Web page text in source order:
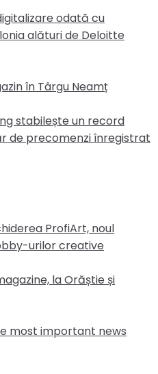
odată cu
alături de Deloitte
în Târgu Neamț
stabilește un record
de precomenzi înregistrat
ProfiArt, noul
urilor creative
la Orăștie și
most important news